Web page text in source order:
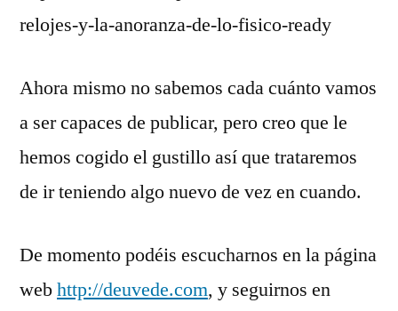
relojes-y-la-anoranza-de-lo-fisico-ready
Ahora mismo no sabemos cada cuánto vamos
a ser capaces de publicar, pero creo que le
hemos cogido el gustillo así que trataremos
de ir teniendo algo nuevo de vez en cuando.
De momento podéis escucharnos en la página
webhttp://deuvede.com, y seguirnos en